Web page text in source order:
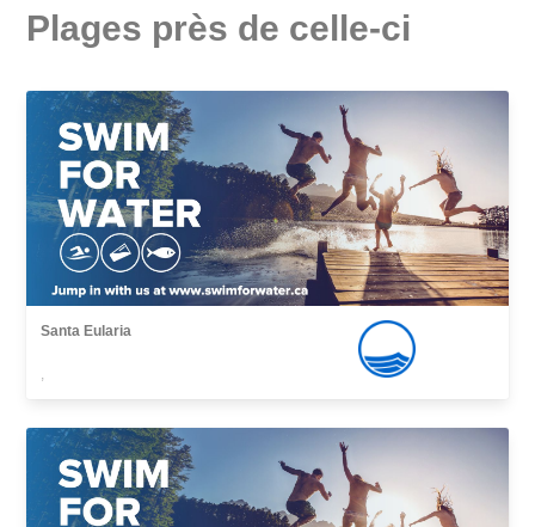
Plages près de celle-ci
Santa Eularia
,